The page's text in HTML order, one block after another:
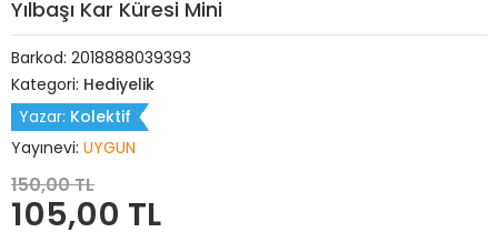
Yılbaşı Kar Küresi Mini
Barkod: 2018888039393
Kategori: Hediyelik
Yazar: Kolektif
Yayınevi: UYGUN
150,00 TL
105,00 TL